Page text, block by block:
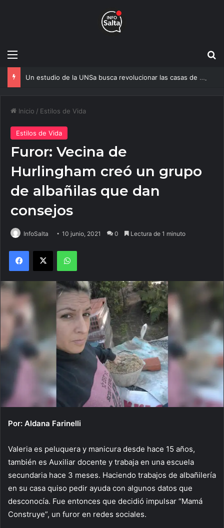
Menú
Un estudio de la UNSa busca revolucionar las casas de adobe y hacerlas más seguras
Inicio / Estilos de Vida
Estilos de Vida
Furor: Vecina de
Hurlingham creó un grupo
de albañilas que dan
consejos
InfoSalta 10 junio, 2021 0 Lectura de 1 minuto
Facebook
X WhatsApp
Por: Aldana Farinelli
Valeria es peluquera y manicura desde hace 15 años,
también es Auxiliar docente y trabaja en una escuela
secundaria hace 3 meses. Haciendo trabajos de albañilería
en su casa quiso pedir ayuda con algunos datos que
desconocía. Fue entonces que decidió impulsar “Mamá
Construye”, un furor en redes sociales.